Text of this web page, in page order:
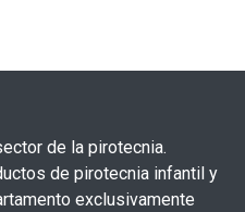
de la pirotecnia.
de pirotecnia infantil y
exclusivamente